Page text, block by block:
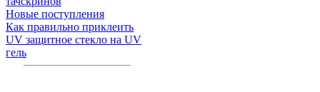
Новые поступления
Как правильно приклеить
UV защитное стекло на UV
гель